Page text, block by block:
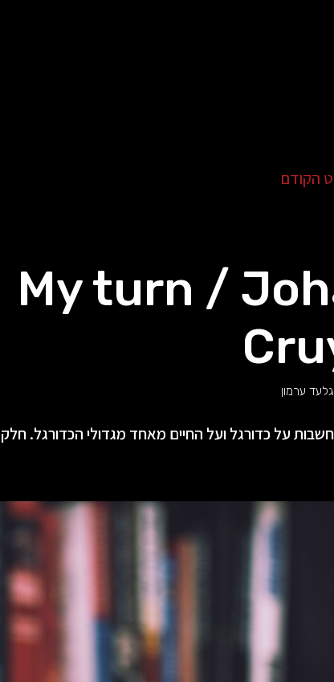
הקודם
My turn /
גלעד ערמון
על כדורגל ועל החיים מאחד מגדולי הכדורגל. חלק 1.